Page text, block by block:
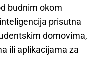
budnim okom
prisutna
domovima,
ili aplikacijama za